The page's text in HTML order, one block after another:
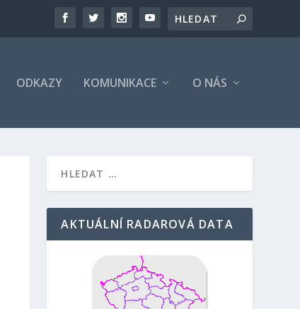
ODKAZY KOMUNIKACE O NÁS
AKTUÁLNÍ RADAROVÁ DATA